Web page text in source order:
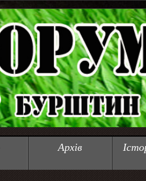
Архів